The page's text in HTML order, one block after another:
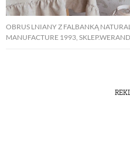
OBRUS LNIANY Z FALBANKĄ
MANUFACTURE 1993,